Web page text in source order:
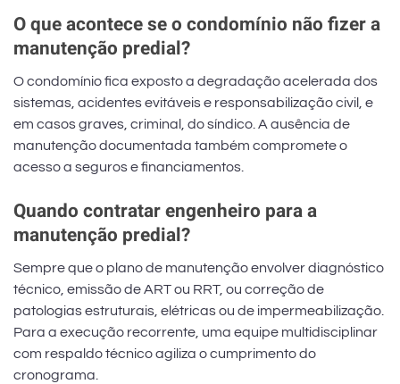
O que acontece se o condomínio não fizer a
manutenção predial?
O condomínio fica exposto a degradação acelerada dos
sistemas, acidentes evitáveis e responsabilização civil, e
em casos graves, criminal, do síndico. A ausência de
manutenção documentada também compromete o
acesso a seguros e financiamentos.
Quando contratar engenheiro para a
manutenção predial?
Sempre que o plano de manutenção envolver diagnóstico
técnico, emissão de ART ou RRT, ou correção de
patologias estruturais, elétricas ou de impermeabilização.
Para a execução recorrente, uma equipe multidisciplinar
com respaldo técnico agiliza o cumprimento do
cronograma.